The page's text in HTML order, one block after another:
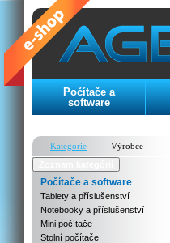
Počítače a
software
Kategorie
Výrobce
Počítače a software
Tablety a příslušenství
Notebooky a příslušenství
Mini počítače
Stolní počítače